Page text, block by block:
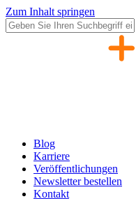
Zum Inhalt springen
Blog
Karriere
Veröffentlichungen
Newsletter bestellen
Kontakt